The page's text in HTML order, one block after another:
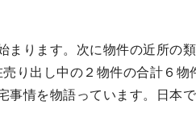
ります。次に物件の近所の
り出し中の２物件の合計６物
情を物語っています。日本